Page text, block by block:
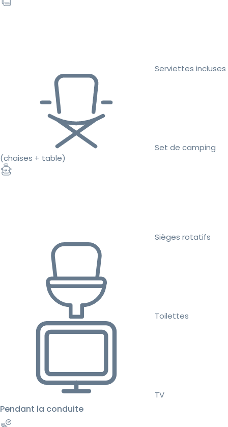
Serviettes incluses
Set de camping
(chaises + table)
Sièges rotatifs
Toilettes
TV
Pendant la conduite